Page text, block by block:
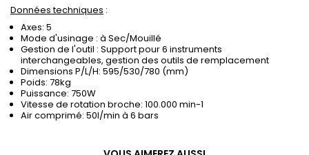
Données techniques :
Axes: 5
Mode d'usinage : à Sec/Mouillé
Gestion de l'outil : Support pour 6 instruments
interchangeables, gestion des outils de remplacement
Dimensions P/L/H: 595/530/780 (mm)
Poids: 78kg
Puissance: 750W
Vitesse de rotation broche: 100.000 min-1
Air comprimé: 50l/min à 6 bars